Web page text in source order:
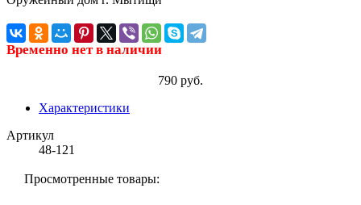
Временно нет в наличии
790 руб.
Характеристики
Артикул
48-121
Просмотренные товары: